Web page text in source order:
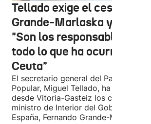
Tellado exige el cese de
Grande-Marlaska y
"Son los responsables de
todo lo que ha ocurrido en
Ceuta"
El secretario general del Partido
Popular, Miguel Tellado, ha exigido
desde Vitoria-Gasteiz los ceses del
ministro de Interior del Gobierno de
España, Fernando Grande-Marlaska, y